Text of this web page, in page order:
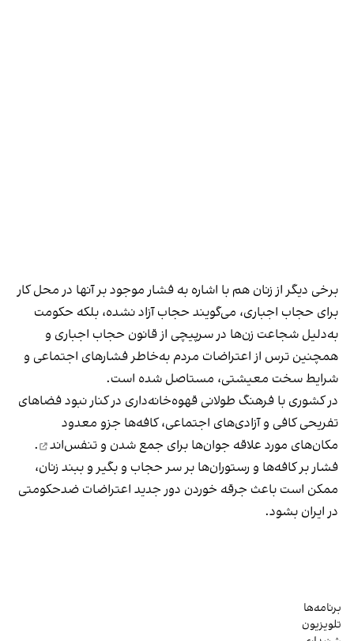
برخی دیگر از زنان هم با اشاره به فشار موجود بر آنها در محل کار
برای حجاب اجباری، می‌گویند حجاب آزاد نشده، بلکه حکومت
به‌دلیل شجاعت زن‌ها در سرپیچی از قانون حجاب اجباری و
همچنین ترس از اعتراضات مردم به‌خاطر فشارهای اجتماعی و
شرایط سخت معیشتی، مستاصل شده است.
در کشوری با فرهنگ طولانی قهوه‌‌خانه‌داری در کنار نبود فضاهای
تفریحی کافی و آزادی‌های اجتماعی، کافه‌ها جزو معدود
مکان‌های مورد علاقه جوان‌ها برای جمع شدن و تنفس‌اند
.
فشار بر کافه‌ها و رستوران‌ها بر سر حجاب و بگیر و ببند زنان،
ممکن است باعث جرقه خوردن دور جدید اعتراضات ضدحکومتی
در ایران بشود.
برنامه‌ها
تلویزیون